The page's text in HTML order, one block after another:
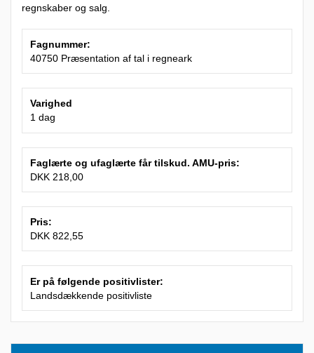
regnskaber og salg.
Fagnummer:
40750 Præsentation af tal i regneark
Varighed
1 dag
Faglærte og ufaglærte får tilskud. AMU-pris:
DKK 218,00
Pris:
DKK 822,55
Er på følgende positivlister:
Landsdækkende positivliste